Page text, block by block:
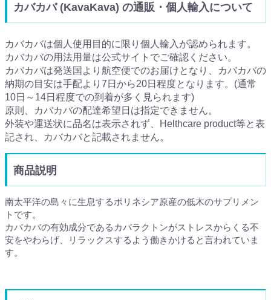
カバカバ (KavaKava) の通販・個人輸入について
カバカバは個人使用目的に限り個人輸入が認められます。
カバカバの用法用量は公式サイトでご確認ください。
カバカバは発送国より航空便でのお届けとなり、カバカバの
納期の目安は手配より7日から20日程度となります。(通常
10日～14日程度での到着が多く見られます)
原則、カバカバの配達希望日は指定できません。
外装や運送状に品名は表示されず、Helthcare product等と表
記され、カバカバと記載されません。
商品説明
南太平洋の島々に生息するポリネシア原産の低木のサプリメン
トです。
カバカバの有効成分であるカバラクトンがストレスからくる不
安をやわらげ、リラックスするよう働きかけると言われていま
す。